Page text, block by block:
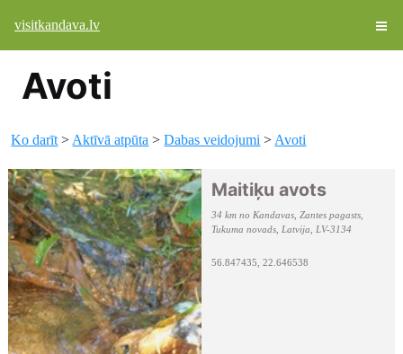
visitkandava.lv
Avoti
Ko darīt > Aktīvā atpūta >Dabas veidojumi > Avoti
Maitiķu avots
34 km no Kandavas, Zantes pagasts,
Tukuma novads, Latvija, LV-3134
56.847435, 22.646538